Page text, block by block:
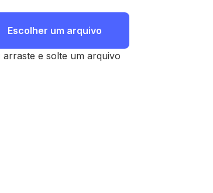
Escolher um arquivo
arraste e solte um arquivo